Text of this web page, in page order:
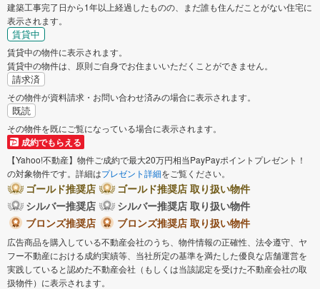
建築工事完了日から1年以上経過したものの、まだ誰も住んだことがない住宅に
表示されます。
賃貸中
賃貸中の物件に表示されます。
賃貸中の物件は、原則ご自身でお住まいいただくことができません。
請求済
その物件が資料請求・お問い合わせ済みの場合に表示されます。
既読
その物件を既にご覧になっている場合に表示されます。
成約でもらえる
【Yahoo!不動産】物件ご成約で最大20万円相当PayPayポイントプレゼント！
の対象物件です。詳細はプレゼント詳細をご覧ください。
ゴールド推奨店
ゴールド推奨店 取り扱い物件
シルバー推奨店
シルバー推奨店 取り扱い物件
ブロンズ推奨店
ブロンズ推奨店 取り扱い物件
広告商品を購入している不動産会社のうち、物件情報の正確性、法令遵守、ヤ
フー不動産における成約実績等、当社所定の基準を満たした優良な店舗運営を
実践していると認めた不動産会社（もしくは当該認定を受けた不動産会社の取
扱物件）に表示されます。